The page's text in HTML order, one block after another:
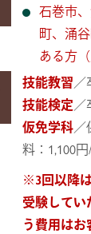
石巻市
町、涌
ある方
技能教習／
技能検定／
仮免学科／
料：1,100
※3回以降
受験して
う費用は